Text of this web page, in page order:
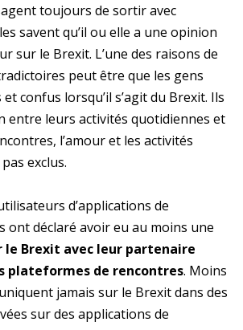
toujours de sortir avec
savent qu’il ou elle a une opinion
sur le Brexit. L’une des raisons de
peut être que les gens
confus lorsqu’il s’agit du Brexit. Ils
entre leurs activités quotidiennes et
l’amour et les activités
exclus.
d’applications de
ont déclaré avoir eu au moins une
le Brexit avec leur partenaire
plateformes de rencontres. Moins
jamais sur le Brexit dans des
sur des applications de